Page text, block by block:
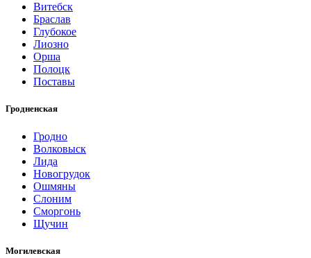
Витебск
Браслав
Глубокое
Лиозно
Орша
Полоцк
Поставы
Гродненская
Гродно
Волковыск
Лида
Новогрудок
Ошмяны
Слоним
Сморгонь
Щучин
Могилевская